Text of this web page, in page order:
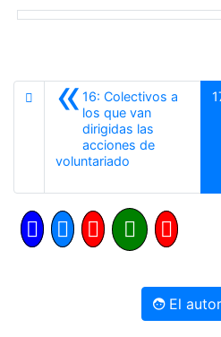
«16: Colectivos a
los que van
dirigidas las
acciones de
voluntariado
El autor